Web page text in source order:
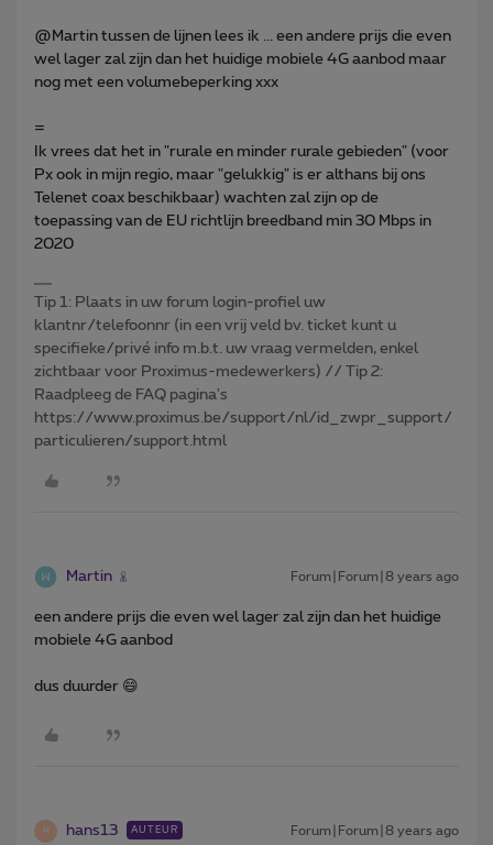
@Martin tussen de lijnen lees ik ... een andere prijs die even
wel lager zal zijn dan het huidige mobiele 4G aanbod maar
nog met een volumebeperking xxx
=
Ik vrees dat het in "rurale en minder rurale gebieden" (voor
Px ook in mijn regio, maar "gelukkig" is er althans bij ons
Telenet coax beschikbaar) wachten zal zijn op de
toepassing van de EU richtlijn breedband min 30 Mbps in
2020
Tip 1: Plaats in uw forum login-profiel uw
klantnr/telefoonnr (in een vrij veld bv. ticket kunt u
specifieke/privé info m.b.t. uw vraag vermelden, enkel
zichtbaar voor Proximus-medewerkers) // Tip 2:
Raadpleeg de FAQ pagina's
https://www.proximus.be/support/nl/id_zwpr_support/
particulieren/support.html
Martin Forum|Forum|8 years ago
een andere prijs die even wel lager zal zijn dan het huidige
mobiele 4G aanbod
dus duurder 😄
H hans13 AUTEUR Forum|Forum|8 years ago